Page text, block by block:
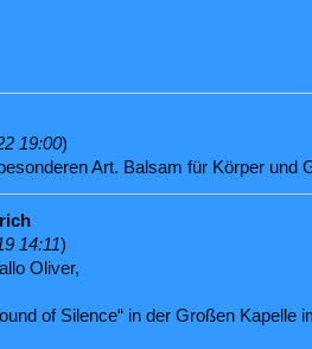
19:00)
Art. Balsam für Körper und
14:11)
Oliver,
of Silence“ in der Großen